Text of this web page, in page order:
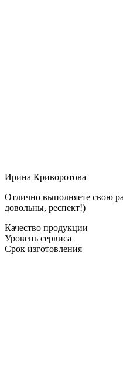
Ирина Криворотова
Отлично выполняете свою
довольны, респект!)
Качество продукции
Уровень сервиса
Срок изготовления